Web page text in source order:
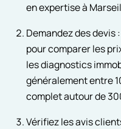
en expertise à
Demandez des
pour comparer les
les diagnostics
généralement entre
complet autour de
Vérifiez les avis